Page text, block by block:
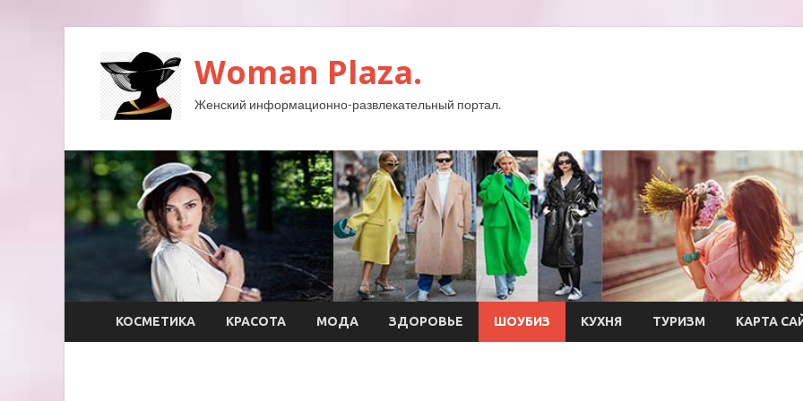
Woman Plaza.
Женский информационно-развлекательный портал.
КОСМЕТИКА КРАСОТА МОДА ЗДОРОВЬЕ ШОУБИЗ КУХНЯ ТУРИЗМ КАРТА